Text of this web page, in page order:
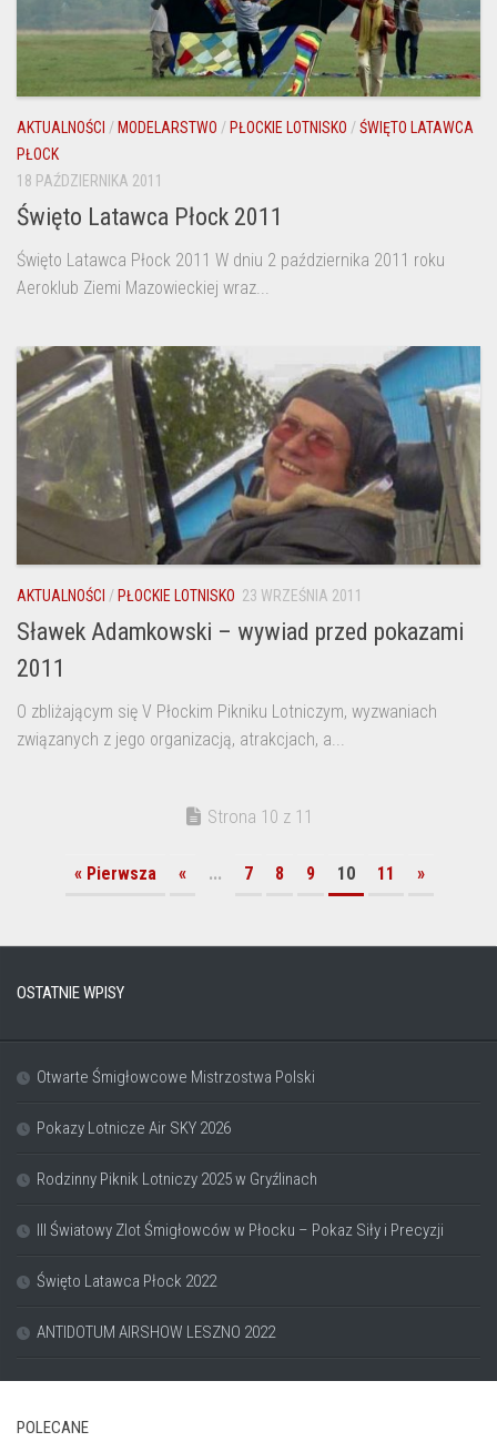
AKTUALNOŚCI / MODELARSTWO / PŁOCKIE LOTNISKO /ŚWIĘTO LATAWCA
PŁOCK
18 PAŹDZIERNIKA 2011
Święto Latawca Płock 2011
Święto Latawca Płock 2011 W dniu 2 października 2011 roku
Aeroklub Ziemi Mazowieckiej wraz...
AKTUALNOŚCI / PŁOCKIE LOTNISKO 23 WRZEŚNIA 2011
Sławek Adamkowski – wywiad przed pokazami
2011
O zbliżającym się V Płockim Pikniku Lotniczym, wyzwaniach
związanych z jego organizacją, atrakcjach, a...
Strona 10 z 11
« Pierwsza « ... 7 8 9 10 11 »
OSTATNIE WPISY
Otwarte Śmigłowcowe Mistrzostwa Polski
Pokazy Lotnicze Air SKY 2026
Rodzinny Piknik Lotniczy 2025 w Gryźlinach
III Światowy Zlot Śmigłowców w Płocku – Pokaz Siły i Precyzji
Święto Latawca Płock 2022
ANTIDOTUM AIRSHOW LESZNO 2022
POLECANE